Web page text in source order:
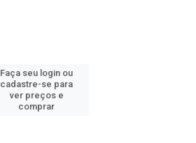
Faça seu login ou
cadastre-se para
ver preços e
comprar